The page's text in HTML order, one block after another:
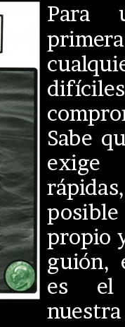
Para
Sabe
exige
propio
guión,
es el